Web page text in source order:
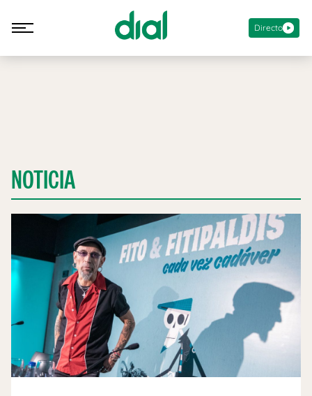
Directo
NOTICIA